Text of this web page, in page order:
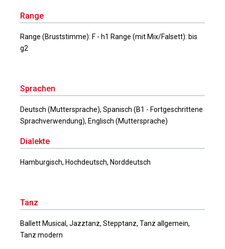
Range
Range (Bruststimme): F - h1 Range (mit Mix/Falsett): bis
g2
Sprachen
Deutsch (Muttersprache), Spanisch (B1 - Fortgeschrittene
Sprachverwendung), Englisch (Muttersprache)
Dialekte
Hamburgisch, Hochdeutsch, Norddeutsch
Tanz
Ballett Musical, Jazztanz, Stepptanz, Tanz allgemein,
Tanz modern